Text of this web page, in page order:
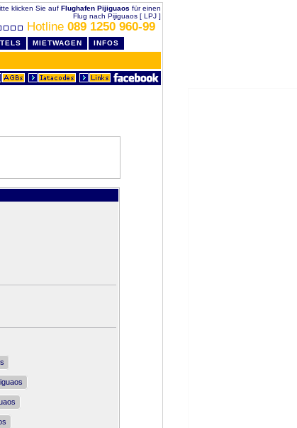
klicken Sie auf Flughafen Pijiguaos für einen
Flug nach Pijiguaos [ LPJ ]
Hotline 089 1250 960-99
MIETWAGEN INFOS